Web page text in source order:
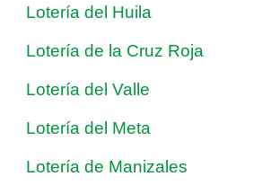
Lotería del Huila
Lotería de la Cruz Roja
Lotería del Valle
Lotería del Meta
Lotería de Manizales